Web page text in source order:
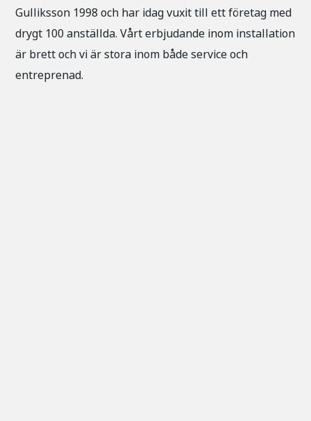
Gulliksson 1998 och har idag vuxit till ett företag med
drygt 100 anställda. Vårt erbjudande inom installation
är brett och vi är stora inom både service och
entreprenad.